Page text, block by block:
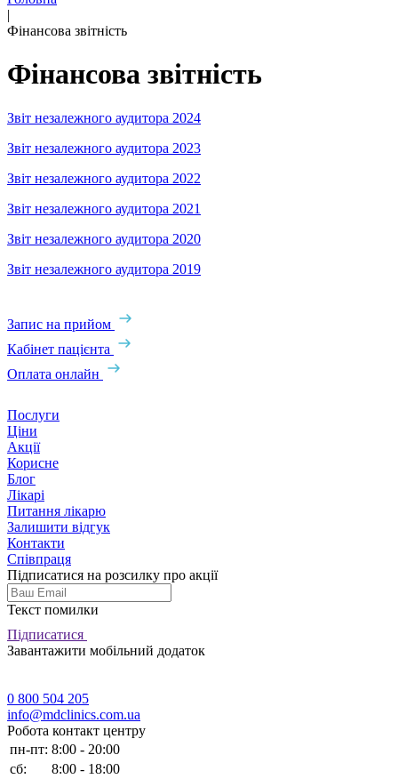
|
Фінансова звітність
Фінансова звітність
Звіт незалежного аудитора 2024
Звіт незалежного аудитора 2023
Звіт незалежного аудитора 2022
Звіт незалежного аудитора 2021
Звіт незалежного аудитора 2020
Звіт незалежного аудитора 2019
Запис на прийом
Кабінет пацієнта
Оплата онлайн
Послуги
Ціни
Акції
Корисне
Блог
Лікарі
Питання лікарю
Залишити відгук
Контакти
Співпраця
Підписатися на розсилку про акції
Текст помилки
Підписатися
Завантажити мобільний додаток
0 800 504 205
info@mdclinics.com.ua
Робота контакт центру
пн-пт: 8:00 - 20:00
сб:
8:00 - 18:00